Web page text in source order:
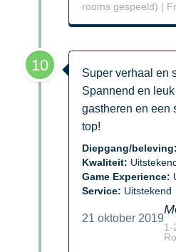
rooms gespeeld) |
10
Super verhaal en
Spannend en
gastheren en een
top!
Diepgang/beleving:
Kwaliteit:
Game Experience:
Service: Uitstekend
21 oktober 2019
1-